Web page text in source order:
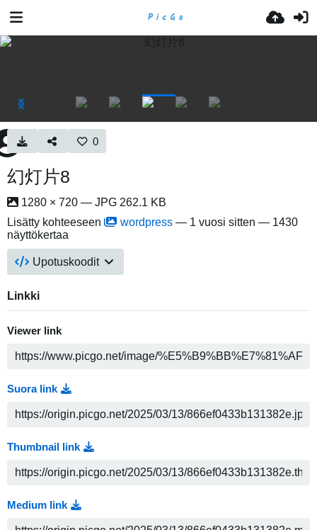
0
幻灯片8
1280 × 720 — JPG 262.1 KB
Lisätty kohteeseen
wordpress — 1 vuosi sitten — 1430
näyttökertaa
Upotuskoodit
Linkki
Viewer link
Suora link
Thumbnail link
Medium link